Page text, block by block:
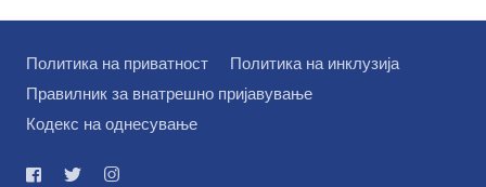
Политика на приватност
Политика на инклузија
Правилник за внатрешно пријавување
Кодекс на однесување